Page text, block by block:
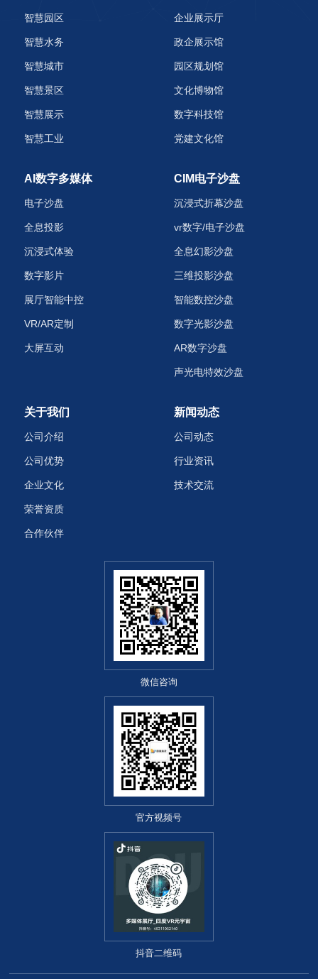
智慧园区
智慧水务
智慧城市
智慧景区
智慧展示
智慧工业
企业展示厅
政企展示馆
园区规划馆
文化博物馆
数字科技馆
党建文化馆
AI数字多媒体
电子沙盘
全息投影
沉浸式体验
数字影片
展厅智能中控
VR/AR定制
大屏互动
CIM电子沙盘
沉浸式折幕沙盘
vr数字/电子沙盘
全息幻影沙盘
三维投影沙盘
智能数控沙盘
数字光影沙盘
AR数字沙盘
声光电特效沙盘‌
关于我们
公司介绍
公司优势
企业文化
荣誉资质
合作伙伴
新闻动态
公司动态
行业资讯
技术交流
微信咨询
官方视频号
抖音二维码